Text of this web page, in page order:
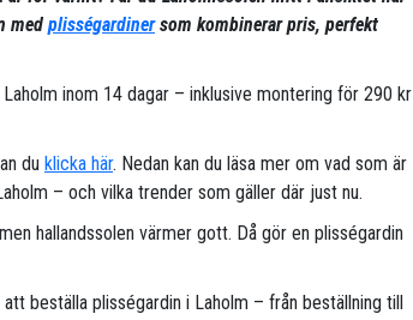
med plisségardinersom kombinerar pris, perfekt
inom 14 dagar – inklusive montering för 290 kr
du klicka här. Nedan kan du läsa mer om vad som är
– och vilka trender som gäller där just nu.
hallandssolen värmer gott. Då gör en plisségardin
beställa plisségardin i Laholm – från beställning till